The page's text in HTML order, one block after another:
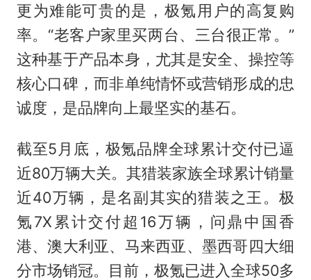
更为难能可贵的是，极氪用户的高复购
率。“老客户家里买两台、三台很正常。”
这种基于产品本身，尤其是安全、操控等
核心口碑，而非单纯情怀或营销形成的忠
诚度，是品牌向上最坚实的基石。
截至5月底，极氪品牌全球累计交付已逼
近80万辆大关。其猎装家族全球累计销量
近40万辆，是名副其实的猎装之王。极
氪7X累计交付超16万辆，问鼎中国香
港、澳大利亚、马来西亚、墨西哥四大细
分市场销冠。目前，极氪已进入全球50多